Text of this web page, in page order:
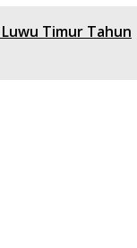
Timur Tahun